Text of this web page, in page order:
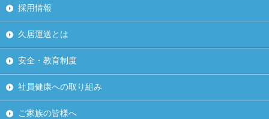
採用情報
久居運送とは
安全・教育制度
社員健康への取り組み
ご家族の皆様へ